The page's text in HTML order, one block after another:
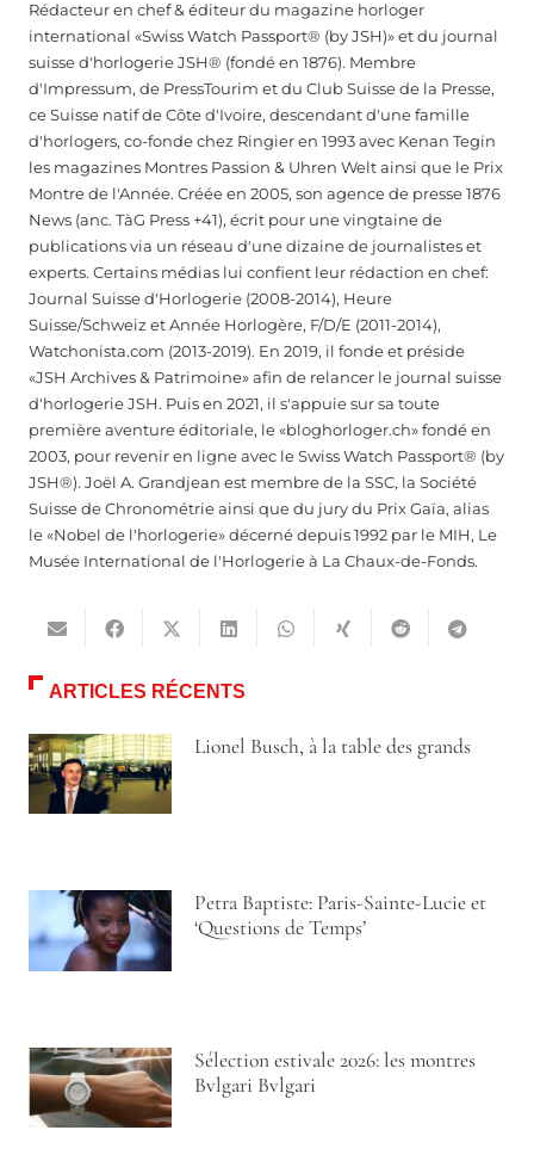
Rédacteur en chef & éditeur du magazine horloger
international «Swiss Watch Passport® (by JSH)» et du journal
suisse d'horlogerie JSH® (fondé en 1876). Membre
d'Impressum, de PressTourim et du Club Suisse de la Presse,
ce Suisse natif de Côte d'Ivoire, descendant d'une famille
d'horlogers, co-fonde chez Ringier en 1993 avec Kenan Tegin
les magazines Montres Passion & Uhren Welt ainsi que le Prix
Montre de l'Année. Créée en 2005, son agence de presse 1876
News (anc. TàG Press +41), écrit pour une vingtaine de
publications via un réseau d'une dizaine de journalistes et
experts. Certains médias lui confient leur rédaction en chef:
Journal Suisse d'Horlogerie (2008-2014), Heure
Suisse/Schweiz et Année Horlogère, F/D/E (2011-2014),
Watchonista.com (2013-2019). En 2019, il fonde et préside
«JSH Archives & Patrimoine» afin de relancer le journal suisse
d'horlogerie JSH. Puis en 2021, il s'appuie sur sa toute
première aventure éditoriale, le «bloghorloger.ch» fondé en
2003, pour revenir en ligne avec le Swiss Watch Passport® (by
JSH®). Joël A. Grandjean est membre de la SSC, la Société
Suisse de Chronométrie ainsi que du jury du Prix Gaïa, alias
le «Nobel de l'horlogerie» décerné depuis 1992 par le MIH, Le
Musée International de l'Horlogerie à La Chaux-de-Fonds.
ARTICLES RÉCENTS
Lionel Busch, à la table des grands
Petra Baptiste: Paris-Sainte-Lucie et
‘Questions de Temps’
Sélection estivale 2026: les montres
Bvlgari Bvlgari